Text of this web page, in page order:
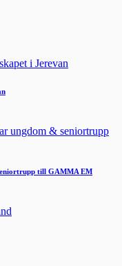
till GAMMA EM